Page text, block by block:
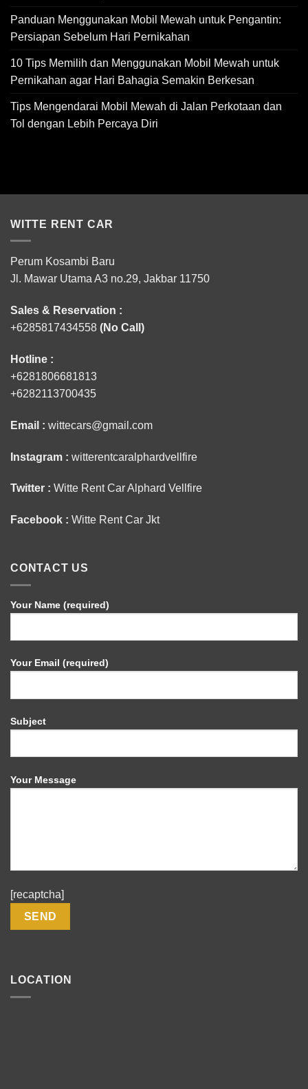
Panduan Menggunakan Mobil Mewah untuk Pengantin:
Persiapan Sebelum Hari Pernikahan
10 Tips Memilih dan Menggunakan Mobil Mewah untuk
Pernikahan agar Hari Bahagia Semakin Berkesan
Tips Mengendarai Mobil Mewah di Jalan Perkotaan dan
Tol dengan Lebih Percaya Diri
WITTE RENT CAR
Perum Kosambi Baru
Jl. Mawar Utama A3 no.29, Jakbar 11750
Sales & Reservation :
+6285817434558 (No Call)
Hotline :
+6281806681813
+6282113700435
Email : wittecars@gmail.com
Instagram : witterentcaralphardvellfire
Twitter : Witte Rent Car Alphard Vellfire
Facebook : Witte Rent Car Jkt
CONTACT US
Your Name (required)
Your Email (required)
Subject
Your Message
[recaptcha]
LOCATION